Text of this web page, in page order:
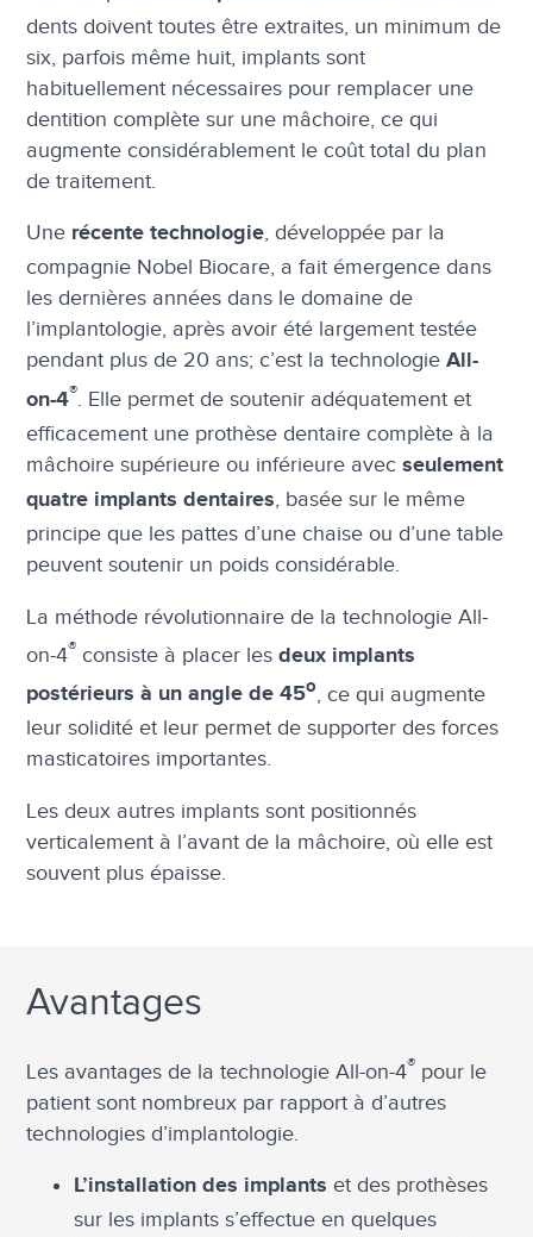
dents doivent toutes être extraites, un minimum de
six, parfois même huit, implants sont
habituellement nécessaires pour remplacer une
dentition complète sur une mâchoire, ce qui
augmente considérablement le coût total du plan
de traitement.
Une récente technologie, développée par la
compagnie Nobel Biocare, a fait émergence dans
les dernières années dans le domaine de
l’implantologie, après avoir été largement testée
pendant plus de 20 ans; c’est la technologieAll-
on-4®. Elle permet de soutenir adéquatement et
efficacement une prothèse dentaire complète à la
mâchoire supérieure ou inférieure avecseulement
quatre implants dentaires, basée sur le même
principe que les pattes d’une chaise ou d’une table
peuvent soutenir un poids considérable.
La méthode révolutionnaire de la technologie All-
on-4® consiste à placer lesdeux implants
postérieurs à un angle de 45o, ce qui augmente
leur solidité et leur permet de supporter des forces
masticatoires importantes.
Les deux autres implants sont positionnés
verticalement à l’avant de la mâchoire, où elle est
souvent plus épaisse.
Avantages
Les avantages de la technologie All-on-4® pour le
patient sont nombreux par rapport à d’autres
technologies d’implantologie.
L’installation des implants et des prothèses
sur les implants s’effectue en quelques